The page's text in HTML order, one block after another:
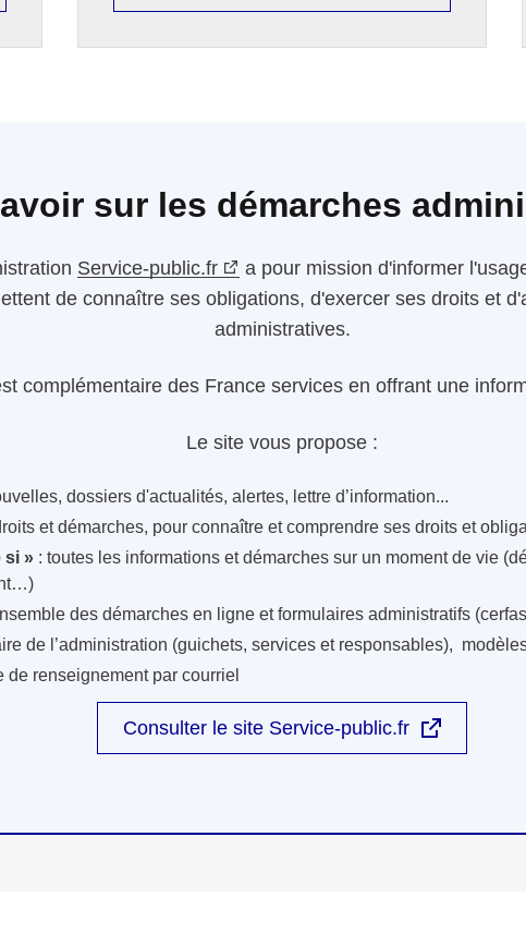
sur les démarches
Service-public.fr
a pour mission d'informer
de connaître ses obligations, d'exercer ses droits et
administratives.
complémentaire des France services en offrant une
Le site vous propose :
dossiers d'actualités, alertes, lettre d’information...
et démarches, pour connaître et comprendre ses droits et
si » : toutes les informations et démarches sur un moment de vie
des démarches en ligne et formulaires administratifs
de l’administration (guichets, services et responsables),
de renseignement par courriel
Consulter le site Service-public.fr